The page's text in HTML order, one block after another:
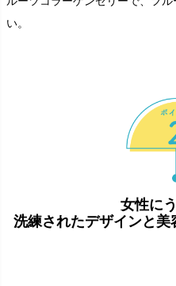
い。
女性に
洗練されたデザインと